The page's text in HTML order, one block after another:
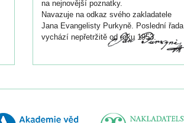
na nejnovější poznatky.
Navazuje na odkaz svého zakladatele
Jana Evangelisty Purkyně. Poslední řada
vychází nepřetržitě od roku 1953.